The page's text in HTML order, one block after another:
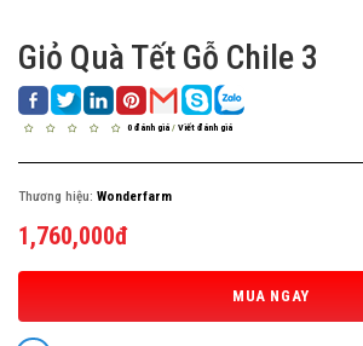
Giỏ Quà Tết Gỗ Chile 3
0 đánh giá / Viết đánh giá
Thương hiệu: Wonderfarm
1,760,000đ
MUA NGAY